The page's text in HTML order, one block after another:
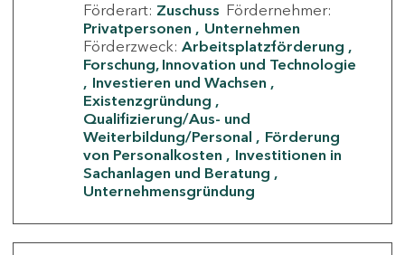
Förderart: Zuschuss Fördernehmer:
Privatpersonen
Unternehmen
Förderzweck: Arbeitsplatzförderung
Forschung, Innovation und Technologie
Investieren und Wachsen
Existenzgründung
Qualifizierung/Aus- und
Weiterbildung/Personal
Förderung
von Personalkosten
Investitionen in
Sachanlagen und Beratung
Unternehmensgründung